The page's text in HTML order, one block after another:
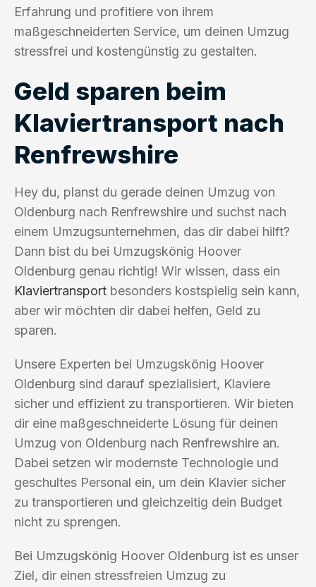
Erfahrung und profitiere von ihrem
maßgeschneiderten Service, um deinen Umzug
stressfrei und kostengünstig zu gestalten.
Geld sparen beim
Klaviertransport nach
Renfrewshire
Hey du, planst du gerade deinen Umzug von
Oldenburg nach Renfrewshire und suchst nach
einem Umzugsunternehmen, das dir dabei hilft?
Dann bist du bei Umzugskönig Hoover
Oldenburg genau richtig! Wir wissen, dass ein
Klaviertransport besonders kostspielig sein kann,
aber wir möchten dir dabei helfen, Geld zu
sparen.
Unsere Experten bei Umzugskönig Hoover
Oldenburg sind darauf spezialisiert, Klaviere
sicher und effizient zu transportieren. Wir bieten
dir eine maßgeschneiderte Lösung für deinen
Umzug von Oldenburg nach Renfrewshire an.
Dabei setzen wir modernste Technologie und
geschultes Personal ein, um dein Klavier sicher
zu transportieren und gleichzeitig dein Budget
nicht zu sprengen.
Bei Umzugskönig Hoover Oldenburg ist es unser
Ziel, dir einen stressfreien Umzug zu